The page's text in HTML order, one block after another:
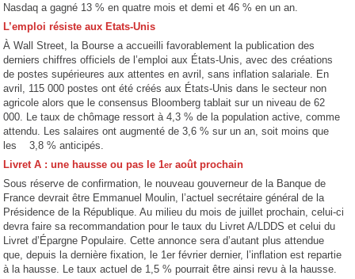
Nasdaq a gagné 13 % en quatre mois et demi et 46 % en un an.
L’emploi résiste aux Etats-Unis
À Wall Street, la Bourse a accueilli favorablement la publication des
derniers chiffres officiels de l’emploi aux États-Unis, avec des créations
de postes supérieures aux attentes en avril, sans inflation salariale. En
avril, 115 000 postes ont été créés aux États-Unis dans le secteur non
agricole alors que le consensus Bloomberg tablait sur un niveau de 62
000. Le taux de chômage ressort à 4,3 % de la population active, comme
attendu. Les salaires ont augmenté de 3,6 % sur un an, soit moins que
les 3,8 % anticipés.
Livret A : une hausse ou pas le 1er août prochain
Sous réserve de confirmation, le nouveau gouverneur de la Banque de
France devrait être Emmanuel Moulin, l’actuel secrétaire général de la
Présidence de la République. Au milieu du mois de juillet prochain, celui-ci
devra faire sa recommandation pour le taux du Livret A/LDDS et celui du
Livret d’Épargne Populaire. Cette annonce sera d’autant plus attendue
que, depuis la dernière fixation, le 1er février dernier, l’inflation est repartie
à la hausse. Le taux actuel de 1,5 % pourrait être ainsi revu à la hausse.